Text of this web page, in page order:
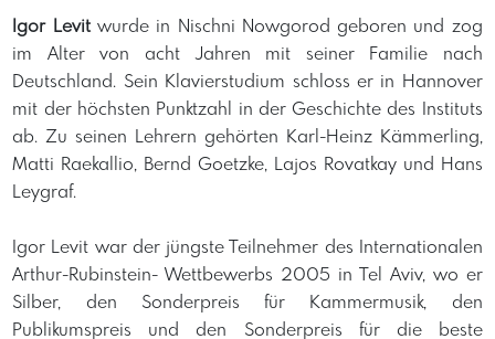
​Igor Levitwurde in Nischni Nowgorod geboren und zog
im Alter von acht Jahren mit seiner Familie nach
Deutschland. Sein Klavierstudium schloss er in Hannover
mit der höchsten Punktzahl in der Geschichte des Instituts
ab. Zu seinen Lehrern gehörten Karl-Heinz Kämmerling,
Matti Raekallio, Bernd Goetzke, Lajos Rovatkay und Hans
Leygraf.
Igor Levit war der jüngste Teilnehmer des Internationalen
Arthur-Rubinstein- Wettbewerbs 2005 in Tel Aviv, wo er
Silber, den Sonderpreis für Kammermusik, den
Publikumspreis und den Sonderpreis für die beste